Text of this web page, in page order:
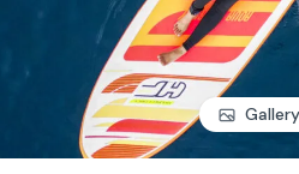
Gallery